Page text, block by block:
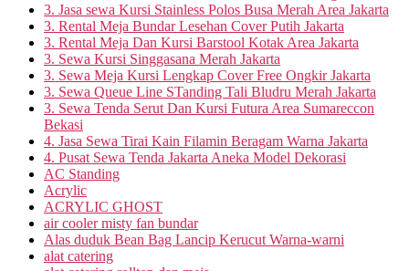
3. Jasa sewa Kursi Stainless Polos Busa Merah Area Jakarta
3. Rental Meja Bundar Lesehan Cover Putih Jakarta
3. Rental Meja Dan Kursi Barstool Kotak Area Jakarta
3. Sewa Kursi Singgasana Merah Jakarta
3. Sewa Meja Kursi Lengkap Cover Free Ongkir Jakarta
3. Sewa Queue Line STanding Tali Bludru Merah Jakarta
3. Sewa Tenda Serut Dan Kursi Futura Area Sumareccon
Bekasi
4. Jasa Sewa Tirai Kain Filamin Beragam Warna Jakarta
4. Pusat Sewa Tenda Jakarta Aneka Model Dekorasi
AC Standing
Acrylic
ACRYLIC GHOST
air cooler misty fan bundar
Alas duduk Bean Bag Lancip Kerucut Warna-warni
alat catering